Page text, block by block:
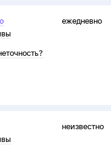
ежедневно
неизвестно